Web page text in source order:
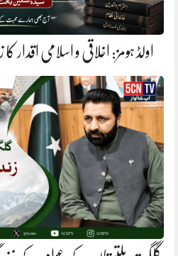
اولڈ ہومز: اخلاقی و اسلامی